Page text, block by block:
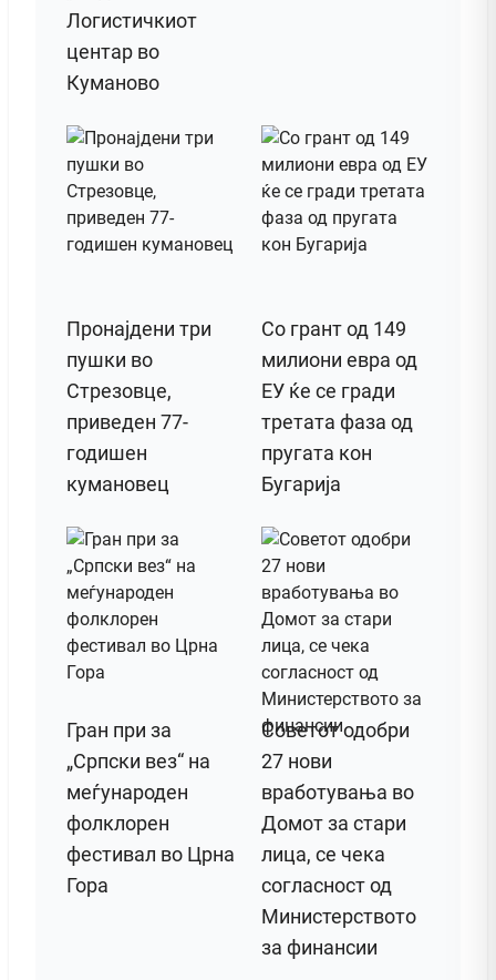
Логистичкиот
центар во
Куманово
Пронајдени три
пушки во
Стрезовце,
приведен 77-
годишен
кумановец
Со грант од 149
милиони евра од
ЕУ ќе се гради
третата фаза од
пругата кон
Бугарија
Гран при за
„Српски вез“ на
меѓународен
фолклорен
фестивал во Црна
Гора
Советот одобри
27 нови
вработувања во
Домот за стари
лица, се чека
согласност од
Министерството
за финансии